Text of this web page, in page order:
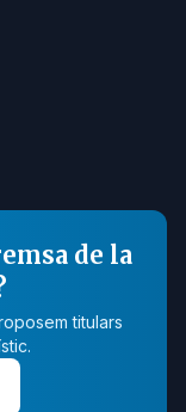
de la
titulars